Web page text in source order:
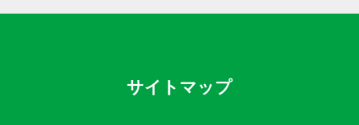
サイトマップ